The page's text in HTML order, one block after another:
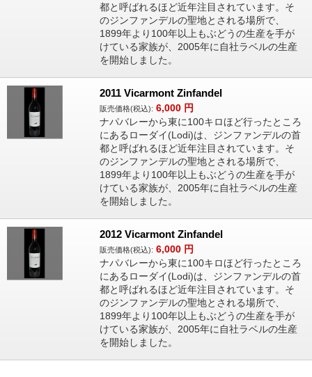
都と呼ばれるほど近年注目されています。そ
のジンファンデルの聖地とされる場所で、
1899年より100年以上もぶどうの生産を手が
けている家族が、2005年に自社ラベルの生産
を開始しました。
2011 Vicarmont Zinfandel
販売価格(税込): 6,000 円
ナパバレーから東に100キロほど行ったところ
にあるローダイ(Lodi)は、ジンファンデルの首
都と呼ばれるほど近年注目されています。そ
のジンファンデルの聖地とされる場所で、
1899年より100年以上もぶどうの生産を手が
けている家族が、2005年に自社ラベルの生産
を開始しました。
2012 Vicarmont Zinfandel
販売価格(税込): 6,000 円
ナパバレーから東に100キロほど行ったところ
にあるローダイ(Lodi)は、ジンファンデルの首
都と呼ばれるほど近年注目されています。そ
のジンファンデルの聖地とされる場所で、
1899年より100年以上もぶどうの生産を手が
けている家族が、2005年に自社ラベルの生産
を開始しました。